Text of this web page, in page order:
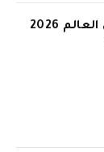
إسبانيا تبلغ نهائي كأس العالم 2026